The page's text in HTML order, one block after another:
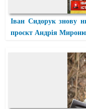
Іван Сидорук знову
проєкт Андрія